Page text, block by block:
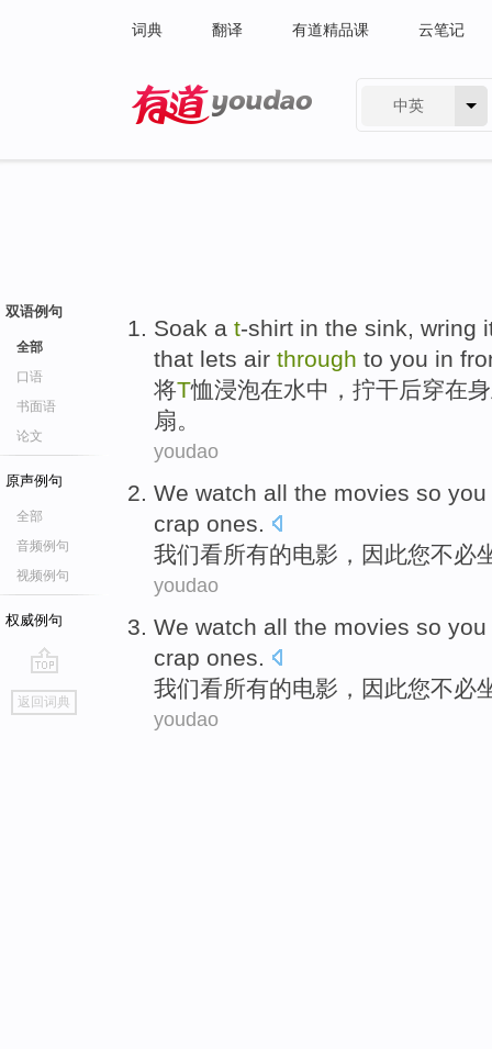
词典 翻译 有道精品课 云笔记
中英
双语例句
全部
口语
书面语
论文
原声例句
全部
音频例句
视频例句
权威例句
go
top
返回词典
Soak a t-shirt in the sink, wring
that lets air through to you in
将T恤浸泡在水中 ， 拧干后穿在
扇。
youdao
We watch all the movies so you
crap ones.
我们看所有的电影 ， 因此您不必
youdao
We watch all the movies so you
crap ones.
我们看所有的电影 ， 因此您不必
youdao